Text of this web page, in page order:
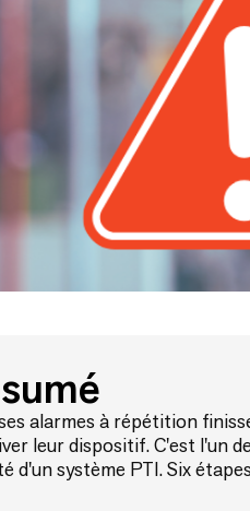
alarmes à répétition
leur dispositif. C'est l'un
d'un système PTI. Six